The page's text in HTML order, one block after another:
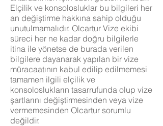
Elçilik ve konsolosluklar bu bilgileri her
an değiştirme hakkına sahip olduğu
unutulmamalıdır. Olcartur Vize ekibi
süreci her ne kadar doğru bilgilerle
itina ile yönetse de burada verilen
bilgilere dayanarak yapılan bir vize
müracaatının kabul edilip edilmemesi
tamamen ilgili elçilik ve
konsoloslukların tasarrufunda olup vize
şartlarını değiştirmesinden veya vize
vermemesinden Olcartur sorumlu
değildir.